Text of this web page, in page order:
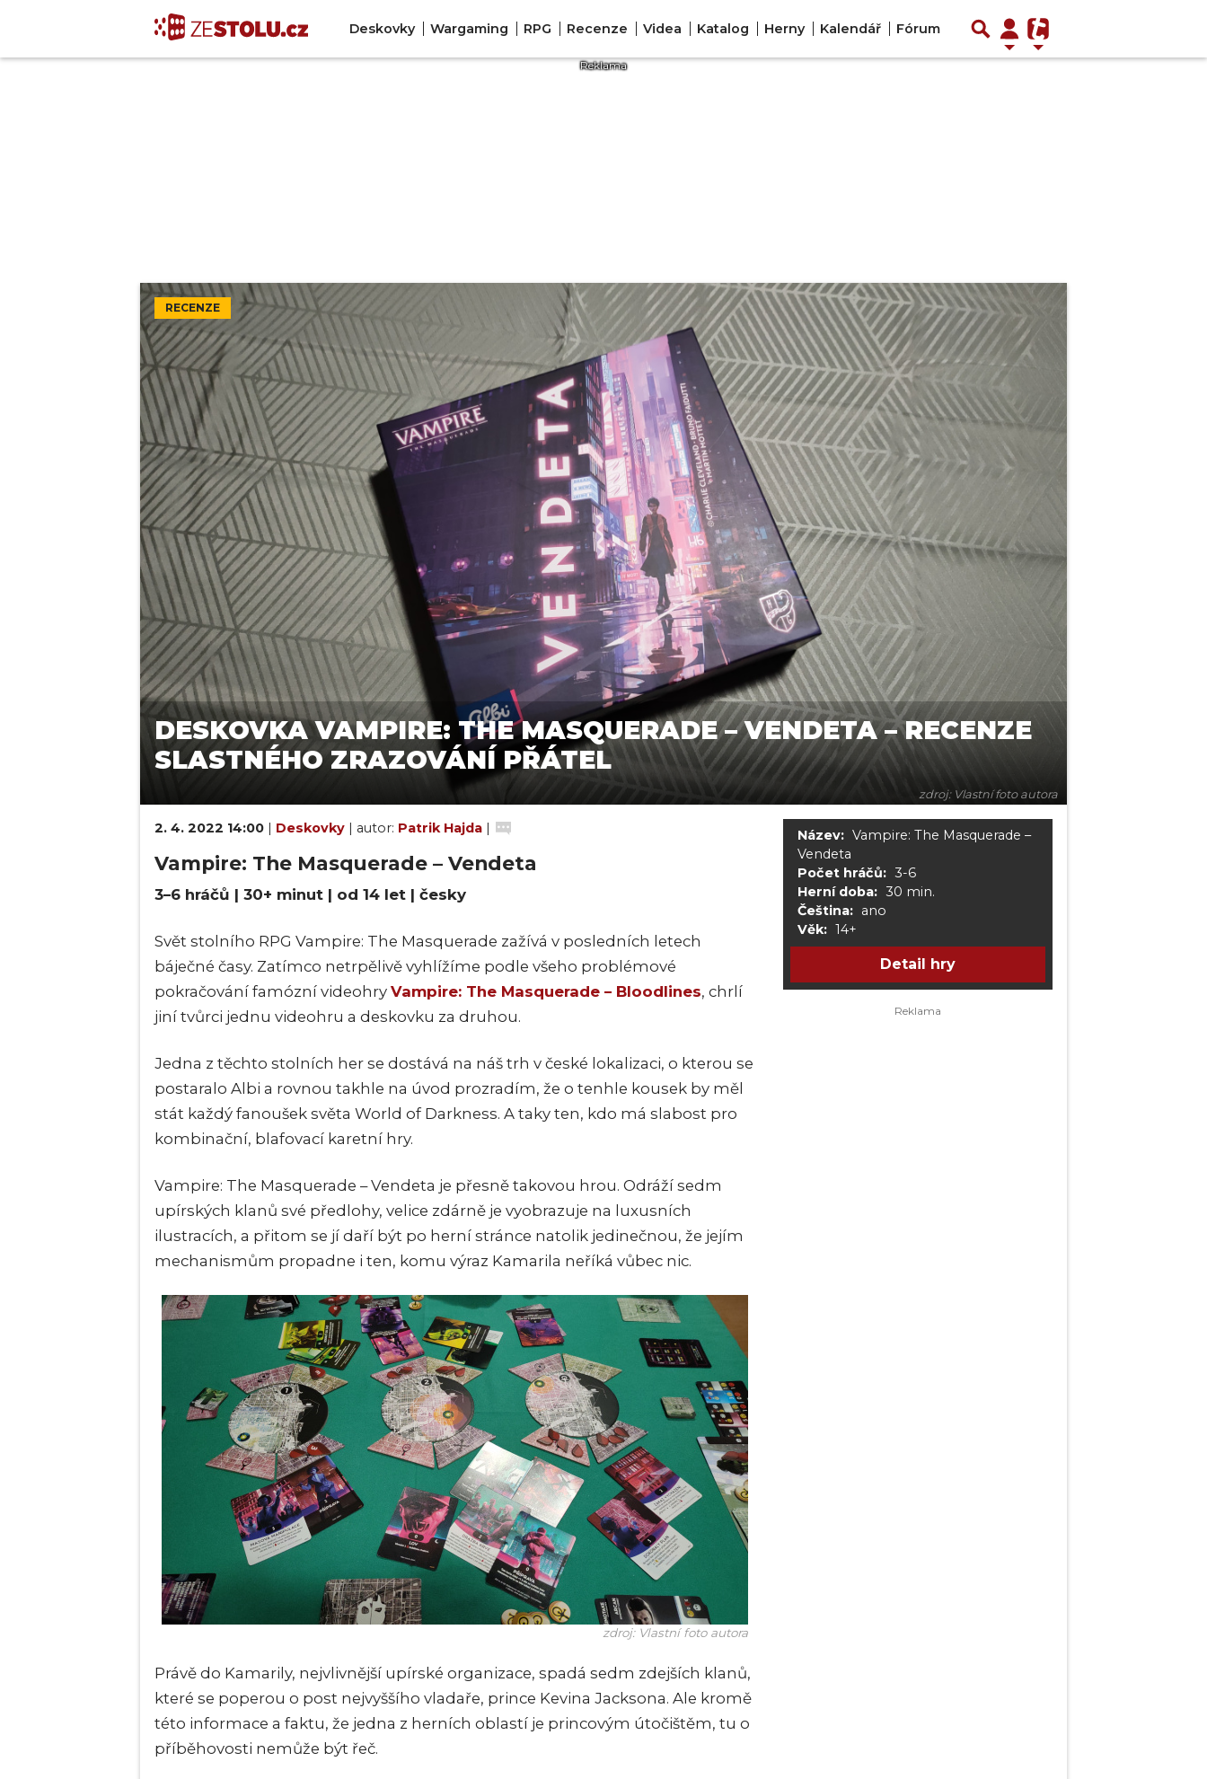
Deskovky Wargaming RPG Recenze Videa Katalog Herny Kalendář Fórum
RECENZE
zdroj: Vlastní foto autora
DESKOVKA VAMPIRE: THE MASQUERADE – VENDETA – RECENZE
SLASTNÉHO ZRAZOVÁNÍ PŘÁTEL
2. 4. 2022 14:00 | Deskovky | autor: Patrik Hajda |
Vampire: The Masquerade – Vendeta
3–6 hráčů | 30+ minut | od 14 let | česky
Svět stolního RPG Vampire: The Masquerade zažívá v posledních letech
báječné časy. Zatímco netrpělivě vyhlížíme podle všeho problémové
pokračování famózní videohry Vampire: The Masquerade – Bloodlines, chrlí
jiní tvůrci jednu videohru a deskovku za druhou.
Jedna z těchto stolních her se dostává na náš trh v české lokalizaci, o kterou se
postaralo Albi a rovnou takhle na úvod prozradím, že o tenhle kousek by měl
stát každý fanoušek světa World of Darkness. A taky ten, kdo má slabost pro
kombinační, blafovací karetní hry.
Vampire: The Masquerade – Vendeta je přesně takovou hrou. Odráží sedm
upírských klanů své předlohy, velice zdárně je vyobrazuje na luxusních
ilustracích, a přitom se jí daří být po herní stránce natolik jedinečnou, že jejím
mechanismům propadne i ten, komu výraz Kamarila neříká vůbec nic.
zdroj: Vlastní foto autora
Právě do Kamarily, nejvlivnější upírské organizace, spadá sedm zdejších klanů,
které se poperou o post nejvyššího vladaře, prince Kevina Jacksona. Ale kromě
této informace a faktu, že jedna z herních oblastí je princovým útočištěm, tu o
příběhovosti nemůže být řeč.
Název: Vampire: The Masquerade –
Vendeta
Počet hráčů: 3-6
Herní doba: 30 min.
Čeština: ano
Věk: 14+
Detail hry